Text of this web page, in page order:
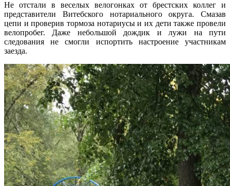
Не отстали в веселых велогонках от брестских коллег и
представители Витебского нотариального округа. Смазав
цепи и проверив тормоза нотариусы и их дети также провели
велопробег. Даже небольшой дождик и лужи на пути
следования не смогли испортить настроение участникам
заезда.